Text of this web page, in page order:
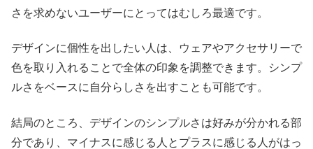
さを求めないユーザーにとってはむしろ最適です。
デザインに個性を出したい人は、ウェアやアクセサリーで
色を取り入れることで全体の印象を調整できます。シンプ
ルさをベースに自分らしさを出すことも可能です。
結局のところ、デザインのシンプルさは好みが分かれる部
分であり、マイナスに感じる人とプラスに感じる人がはっ